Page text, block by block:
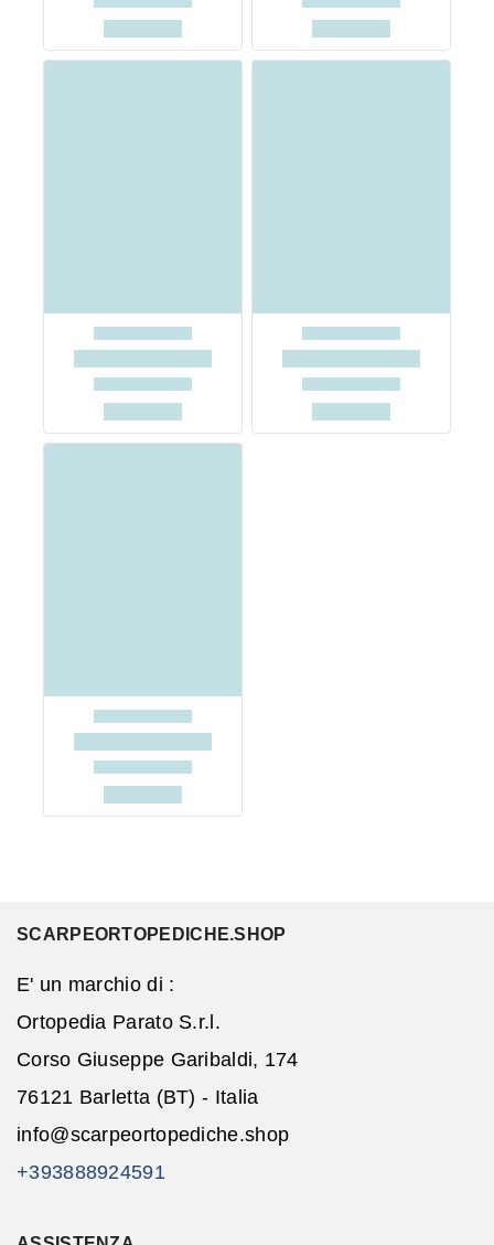
SCARPEORTOPEDICHE.SHOP
E' un marchio di :
Ortopedia Parato S.r.l.
Corso Giuseppe Garibaldi, 174
76121 Barletta (BT) - Italia
info@scarpeortopediche.shop
+393888924591